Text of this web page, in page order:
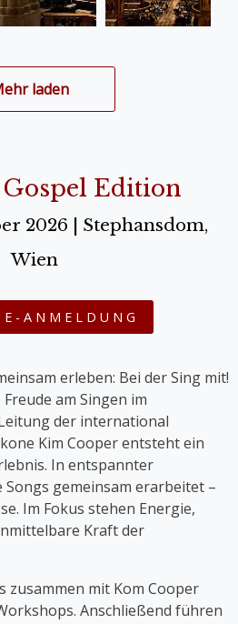
laden
Edition
2026 | Stephansdom,
Wien
ANMELDUNG
erleben: Bei der Sing mit!
am Singen im
der international
Kim Cooper entsteht ein
In entspannter
gemeinsam erarbeitet –
Im Fokus stehen Energie,
Kraft der
zusammen mit Kom Cooper
Anschließend führen